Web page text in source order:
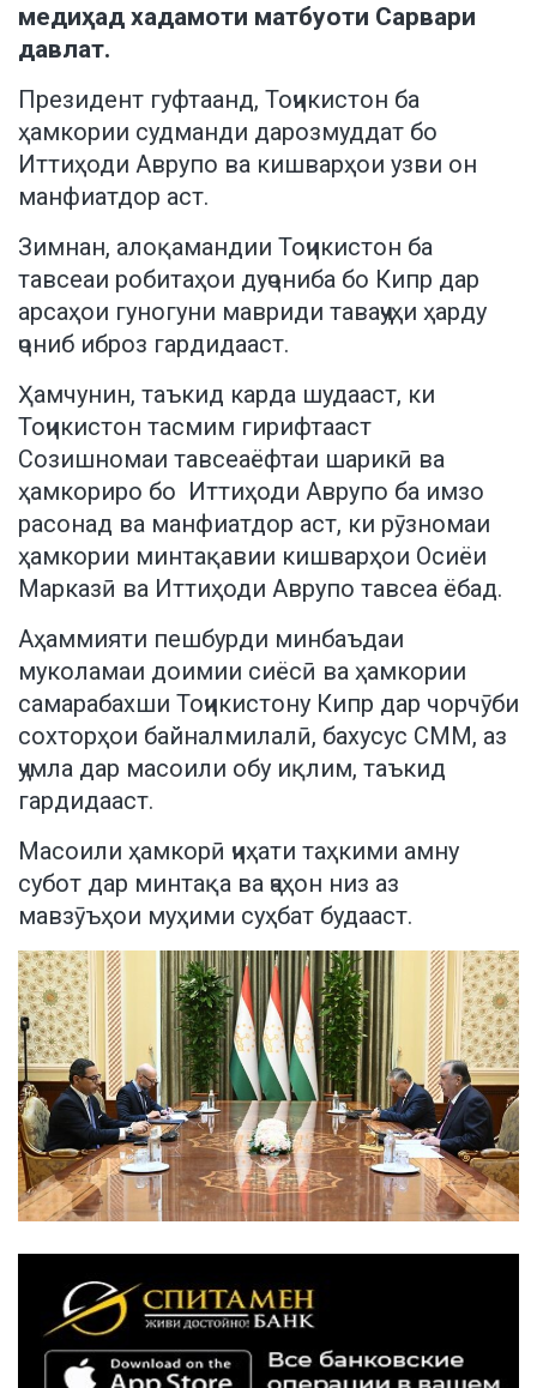
медиҳад хадамоти матбуоти Сарвари
давлат.
Президент гуфтаанд, Тоҷикистон ба
ҳамкории судманди дарозмуддат бо
Иттиҳоди Аврупо ва кишварҳои узви он
манфиатдор аст.
Зимнан, алоқамандии Тоҷикистон ба
тавсеаи робитаҳои дуҷониба бо Кипр дар
арсаҳои гуногуни мавриди таваҷҷуҳи ҳарду
ҷониб иброз гардидааст.
Ҳамчунин, таъкид карда шудааст, ки
Тоҷикистон тасмим гирифтааст
Созишномаи тавсеаёфтаи шарикӣ ва
ҳамкориро бо Иттиҳоди Аврупо ба имзо
расонад ва манфиатдор аст, ки рӯзномаи
ҳамкории минтақавии кишварҳои Осиёи
Марказӣ ва Иттиҳоди Аврупо тавсеа ёбад.
Аҳаммияти пешбурди минбаъдаи
муколамаи доимии сиёсӣ ва ҳамкории
самарабахши Тоҷикистону Кипр дар чорчӯби
сохторҳои байналмилалӣ, бахусус СММ, аз
ҷумла дар масоили обу иқлим, таъкид
гардидааст.
Масоили ҳамкорӣ ҷиҳати таҳкими амну
субот дар минтақа ва ҷаҳон низ аз
мавзӯъҳои муҳими суҳбат будааст.